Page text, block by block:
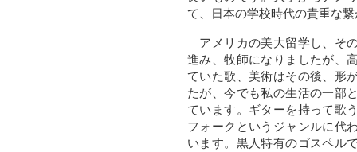
て、日本の学校時代の貴重な
アメリカの美大留学し、そ
進み、牧師になりましたが、
ていた歌、美術はその後、形
たが、今でも私の生活の一部
ています。ギターを持って歌
フォークというジャンルに代
います。黒人特有のゴスペル